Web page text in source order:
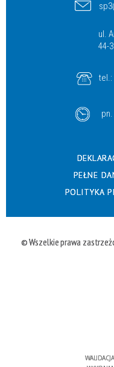
ul.
44-
tel.:
PEŁNE
POLITYKA
© Wszelkie prawa